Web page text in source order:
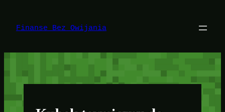
treści
Finanse Bez Owijania